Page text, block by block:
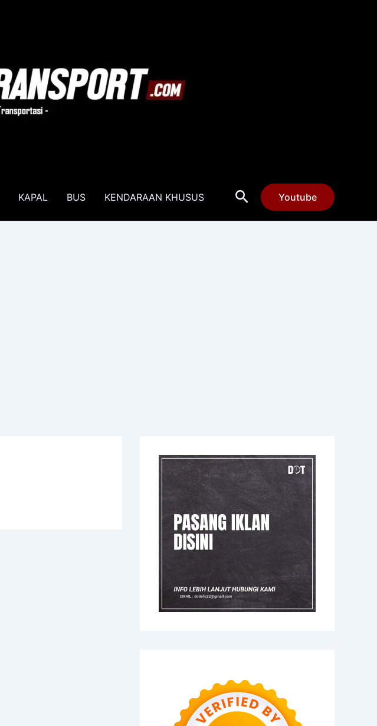
KAPAL BUS KENDARAAN KHUSUS Cari Youtube